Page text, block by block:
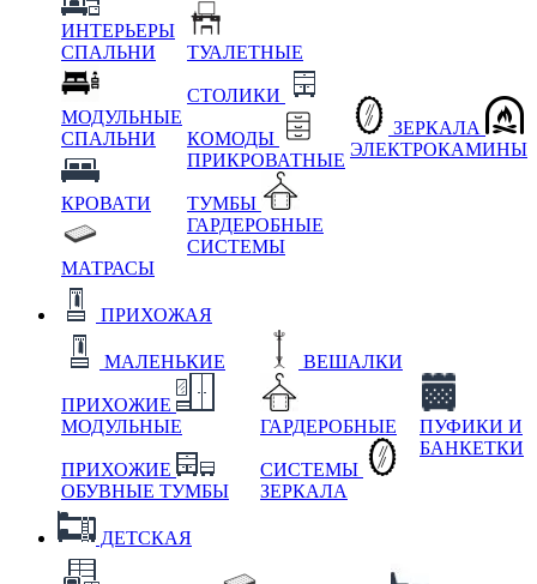
ИНТЕРЬЕРЫ
СПАЛЬНИ
МОДУЛЬНЫЕ
СПАЛЬНИ
КРОВАТИ
МАТРАСЫ
ТУАЛЕТНЫЕ
СТОЛИКИ
КОМОДЫ
ПРИКРОВАТНЫЕ
ТУМБЫ
ГАРДЕРОБНЫЕ
СИСТЕМЫ
ЗЕРКАЛА
ЭЛЕКТРОКАМИНЫ
ПРИХОЖАЯ
МАЛЕНЬКИЕ
ПРИХОЖИЕ
МОДУЛЬНЫЕ
ПРИХОЖИЕ
ОБУВНЫЕ ТУМБЫ
ВЕШАЛКИ
ГАРДЕРОБНЫЕ
СИСТЕМЫ
ЗЕРКАЛА
ПУФИКИ И
БАНКЕТКИ
ДЕТСКАЯ